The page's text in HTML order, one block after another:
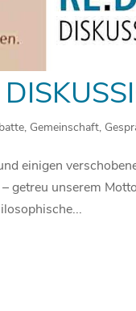
, Gemeinschaft,
einigen
getreu unserem